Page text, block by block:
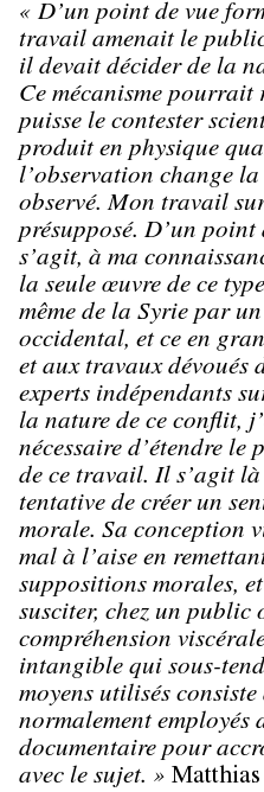
« D’un point de vue
travail amenait le
il devait décider de la
Ce mécanisme pourrait
puisse le contester
produit en physique
l’observation change
observé. Mon travail
présupposé. D’un
s’agit, à ma
la seule œuvre de ce
même de la Syrie par
occidental, et ce en
et aux travaux dévoués
experts indépendants
la nature de ce conflit,
nécessaire d’étendre
de ce travail. Il s’agit là
tentative de créer un
morale. Sa conception
mal à l’aise en
suppositions morales,
susciter, chez un public
compréhension
intangible qui sous-
moyens utilisés
normalement
documentaire pour
avec le sujet. »